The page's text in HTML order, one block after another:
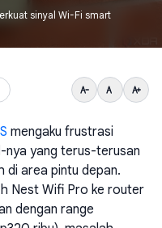
sinyal Wi-Fi smart
mengaku frustrasi
yang terus-terusan
di area pintu depan.
Nest Wifi Pro ke router
dengan range